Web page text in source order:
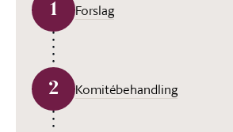
1 Forslag
2 Komitébehandling